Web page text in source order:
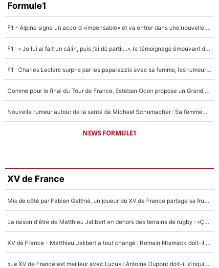
Formule1
F1 - Alpine signe un accord «impensable» et va entrer dans une nouvelle dimension : Grande nouvelle pour Pierre Gasly !
F1 : « Je lui ai fait un câlin, puis j’ai dû partir...», le témoignage émouvant de Max Verstappen sur sa fille
F1 : Charles Leclerc surpris par les paparazzis avec sa femme, les rumeurs étaient vraies !
Comme pour le final du Tour de France, Esteban Ocon propose un Grand Prix de Formule 1 à Paris : «Autour de l’Arc de Triomphe, ce serait génial» !
Nouvelle rumeur autour de la santé de Michael Schumacher : Sa femme Corinna sort du silence
NEWS FORMULE1
XV de France
Mis de côté par Fabien Galthié, un joueur du XV de France partage sa frustration : «ils ne me l’ont pas dit tout de suite»
La raison d'être de Matthieu Jalibert en dehors des terrains de rugby : «Ça m'atteint autant que si tu touches à un membre de ma famille»
XV de France - Matthieu Jalibert a tout changé : Romain Ntamack doit-il s’inquiéter pour sa place à un an de la Coupe du monde ?
«Le XV de France est meilleur avec Lucu» : Antoine Dupont doit-il s’inquiéter pour sa place ?